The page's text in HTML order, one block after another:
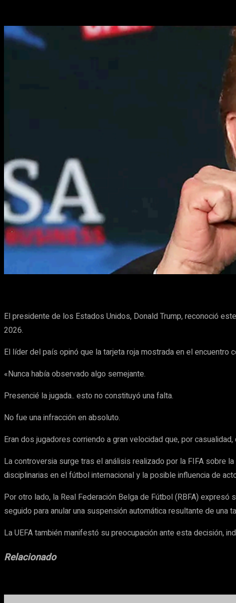
Facebook Pinterest
El presidente de los Estados Unidos, Donald Trump, reconoció
2026.
El líder del país opinó que la tarjeta roja mostrada en el encuentro
«Nunca había observado algo semejante.
Presencié la jugada.. esto no constituyó una falta.
No fue una infracción en absoluto.
Eran dos jugadores corriendo a gran velocidad que, por
La controversia surge tras el análisis realizado por la FIFA sobre
disciplinarias en el fútbol internacional y la posible influencia de
Por otro lado, la Real Federación Belga de Fútbol (RBFA)
seguido para anular una suspensión automática resultante de una
La UEFA también manifestó su preocupación ante esta decisión,
Relacionado